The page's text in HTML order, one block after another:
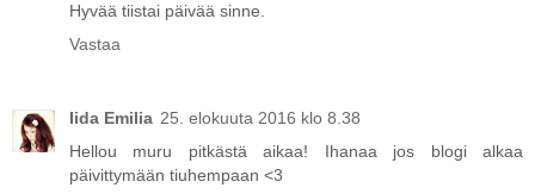
Hyvää tiistai päivää sinne.
Vastaa
Iida Emilia 25. elokuuta 2016 klo 8.38
Hellou muru pitkästä aikaa! Ihanaa jos blogi alkaa
päivittymään tiuhempaan <3